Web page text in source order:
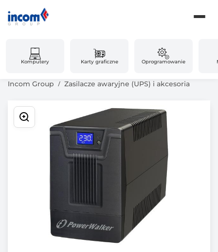
Komputery Karty graficzne Oprogramowanie
Incom Group Zasilacze awaryjne (UPS) i akcesoria